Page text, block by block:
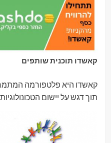
קאשדו תוכנית שותפים
קאשדו היא פלטפורמה
תוך דגש על יישום